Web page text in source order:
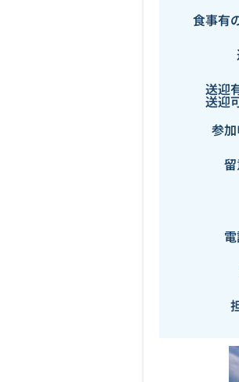
食事有
送迎
送迎
参